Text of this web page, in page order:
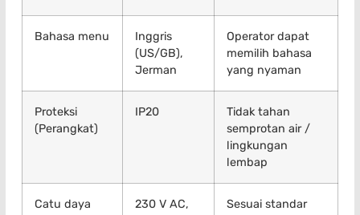
Bahasa menu
Inggris
(US/GB),
Jerman
Operator dapat
memilih bahasa
yang nyaman
Proteksi
(Perangkat)
IP20
Tidak tahan
semprotan air /
lingkungan
lembap
Catu daya
230 V AC,
Sesuai standar